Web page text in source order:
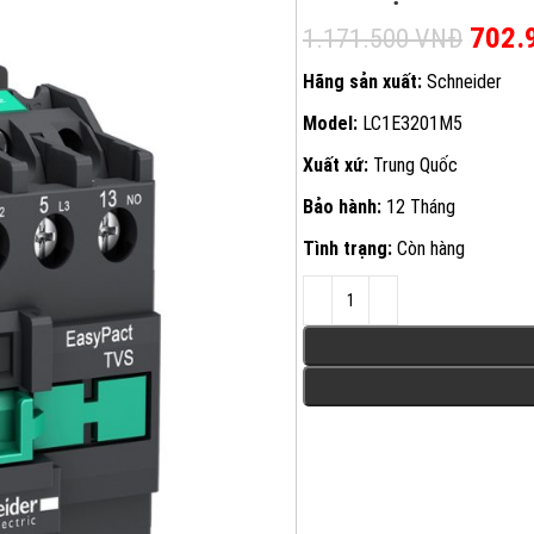
1.171.500VNĐ Giá
Hãng sản xuất: Schneider
Model: LC1E3201M5
Xuất xứ: Trung Quốc
Bảo hành: 12 Tháng
Tình trạng: Còn hàng